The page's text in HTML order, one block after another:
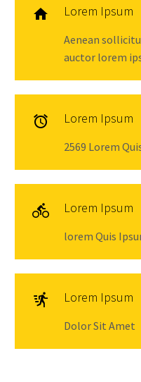
 Lorem Ipsum
Aenean
auctor lorem
 Lorem Ipsum
2569 Lorem
 Lorem Ipsum
lorem Quis
 Lorem Ipsum
Dolor Sit Amet